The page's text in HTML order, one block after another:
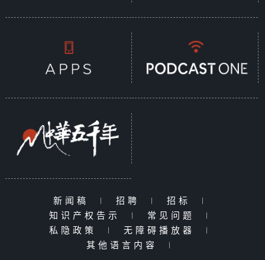
新闻稿 | 招聘 | 招标
|
知识产权告示
| 常见问题
|
私隐政策
| 无障碍播放器
|
其他语言内容
|